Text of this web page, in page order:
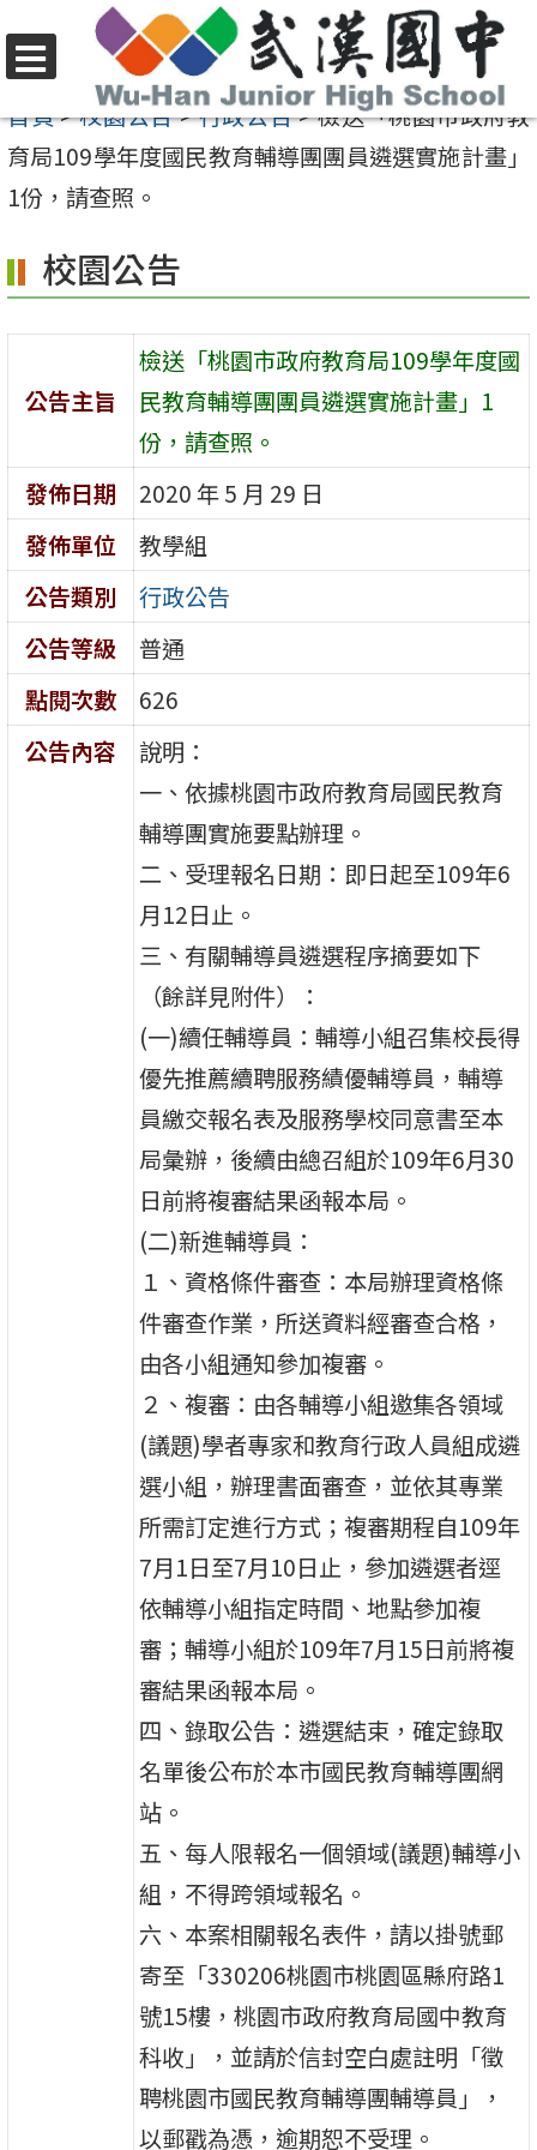
至
要
內
區
選
單
首頁>校園公告>行政公告>檢送「桃園市政府教
育局109學年度國民教育輔導團團員遴選實施計畫」
1份，請查照。
校園公告
公告主旨
檢送「桃園市政府教育局109學年度國
民教育輔導團團員遴選實施計畫」1
份，請查照。
發佈日期
2020 年 5 月 29 日
發佈單位
教學組
公告類別
行政公告
公告等級
普通
點閱次數
626
公告內容
說明：
一、依據桃園市政府教育局國民教育
輔導團實施要點辦理。
二、受理報名日期：即日起至109年6
月12日止。
三、有關輔導員遴選程序摘要如下
（餘詳見附件）：
(一)續任輔導員：輔導小組召集校長得
優先推薦續聘服務績優輔導員，輔導
員繳交報名表及服務學校同意書至本
局彙辦，後續由總召組於109年6月30
日前將複審結果函報本局。
(二)新進輔導員：
１、資格條件審查：本局辦理資格條
件審查作業，所送資料經審查合格，
由各小組通知參加複審。
２、複審：由各輔導小組邀集各領域
(議題)學者專家和教育行政人員組成遴
選小組，辦理書面審查，並依其專業
所需訂定進行方式；複審期程自109年
7月1日至7月10日止，參加遴選者逕
依輔導小組指定時間、地點參加複
審；輔導小組於109年7月15日前將複
審結果函報本局。
四、錄取公告：遴選結束，確定錄取
名單後公布於本市國民教育輔導團網
站。
五、每人限報名一個領域(議題)輔導小
組，不得跨領域報名。
六、本案相關報名表件，請以掛號郵
寄至「330206桃園市桃園區縣府路1
號15樓，桃園市政府教育局國中教育
科收」，並請於信封空白處註明「徵
聘桃園市國民教育輔導團輔導員」，
以郵戳為憑，逾期恕不受理。